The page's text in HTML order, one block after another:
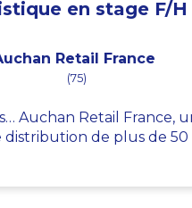
en stage F/H
Retail France
(75)
Auchan Retail France,
de plus de 50